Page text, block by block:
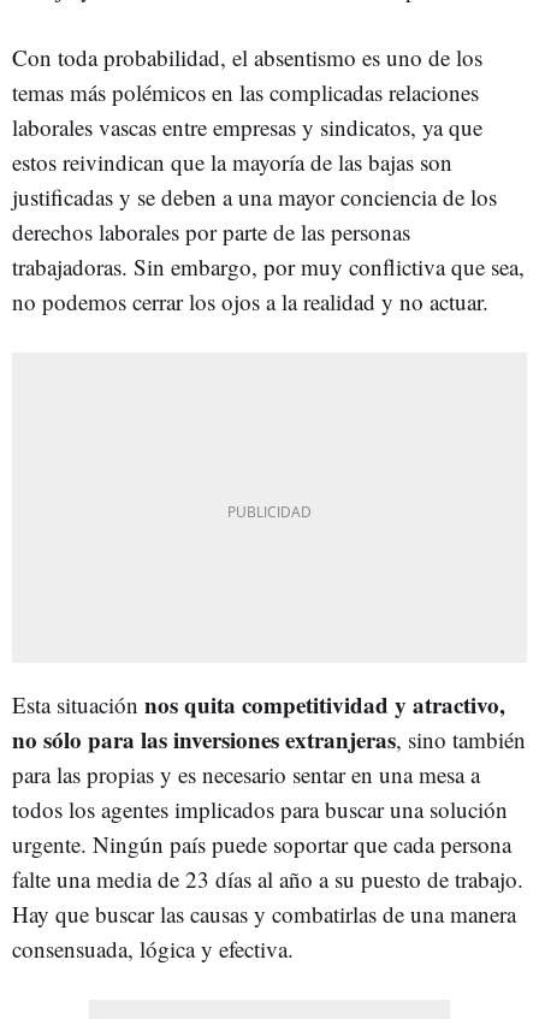
Con toda probabilidad, el absentismo es uno de los
temas más polémicos en las complicadas relaciones
laborales vascas entre empresas y sindicatos, ya que
estos reivindican que la mayoría de las bajas son
justificadas y se deben a una mayor conciencia de los
derechos laborales por parte de las personas
trabajadoras. Sin embargo, por muy conflictiva que sea,
no podemos cerrar los ojos a la realidad y no actuar.
Esta situación nos quita competitividad y atractivo,
no sólo para las inversiones extranjeras, sino también
para las propias y es necesario sentar en una mesa a
todos los agentes implicados para buscar una solución
urgente. Ningún país puede soportar que cada persona
falte una media de 23 días al año a su puesto de trabajo.
Hay que buscar las causas y combatirlas de una manera
consensuada, lógica y efectiva.